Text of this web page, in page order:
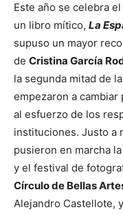
Este año se celebra
un libro mítico, La
supuso un mayor
de Cristina García
la segunda mitad de
empezaron a cambiar
al esfuerzo de los
instituciones. Justo a
pusieron en marcha la
y el festival de
Círculo de Bellas
Alejandro Castellote,